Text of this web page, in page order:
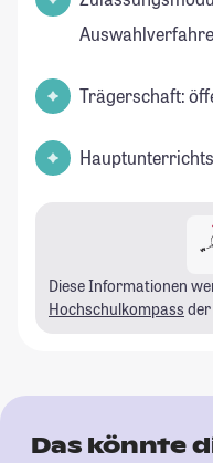
Trägerschaft:
Diese Informationen
Hochschulkompass der
Das könnte